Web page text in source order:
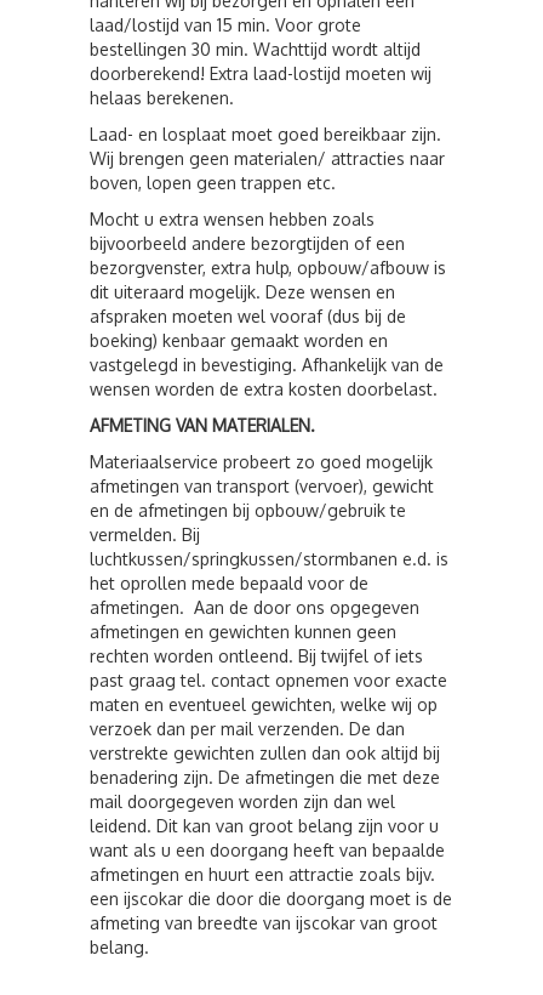
laad/lostijd van 15 min. Voor grote
bestellingen 30 min. Wachttijd wordt altijd
doorberekend! Extra laad-lostijd moeten wij
helaas berekenen.
Laad- en losplaat moet goed bereikbaar zijn.
Wij brengen geen materialen/ attracties naar
boven, lopen geen trappen etc.
Mocht u extra wensen hebben zoals
bijvoorbeeld andere bezorgtijden of een
bezorgvenster, extra hulp, opbouw/afbouw is
dit uiteraard mogelijk. Deze wensen en
afspraken moeten wel vooraf (dus bij de
boeking) kenbaar gemaakt worden en
vastgelegd in bevestiging. Afhankelijk van de
wensen worden de extra kosten doorbelast.
AFMETING VAN MATERIALEN.
Materiaalservice probeert zo goed mogelijk
afmetingen van transport (vervoer), gewicht
en de afmetingen bij opbouw/gebruik te
vermelden. Bij
luchtkussen/springkussen/stormbanen e.d. is
het oprollen mede bepaald voor de
afmetingen. Aan de door ons opgegeven
afmetingen en gewichten kunnen geen
rechten worden ontleend. Bij twijfel of iets
past graag tel. contact opnemen voor exacte
maten en eventueel gewichten, welke wij op
verzoek dan per mail verzenden. De dan
verstrekte gewichten zullen dan ook altijd bij
benadering zijn. De afmetingen die met deze
mail doorgegeven worden zijn dan wel
leidend. Dit kan van groot belang zijn voor u
want als u een doorgang heeft van bepaalde
afmetingen en huurt een attractie zoals bijv.
een ijscokar die door die doorgang moet is de
afmeting van breedte van ijscokar van groot
belang.